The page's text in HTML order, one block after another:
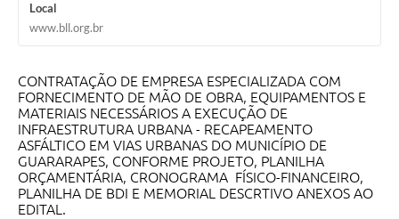
Local
www.bll.org.br
CONTRATAÇÃO DE EMPRESA ESPECIALIZADA COM
FORNECIMENTO DE MÃO DE OBRA, EQUIPAMENTOS E
MATERIAIS NECESSÁRIOS A EXECUÇÃO DE
INFRAESTRUTURA URBANA - RECAPEAMENTO
ASFÁLTICO EM VIAS URBANAS DO MUNICÍPIO DE
GUARARAPES, CONFORME PROJETO, PLANILHA
ORÇAMENTÁRIA, CRONOGRAMA FÍSICO-FINANCEIRO,
PLANILHA DE BDI E MEMORIAL DESCRTIVO ANEXOS AO
EDITAL.